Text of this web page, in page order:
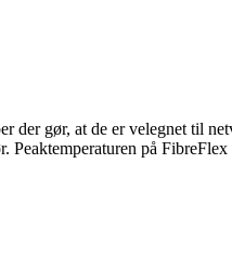
der gør, at de er velegnet til
på FibreFlex